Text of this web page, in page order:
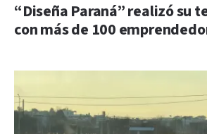
“Diseña Paraná” realizó su
con más de 100